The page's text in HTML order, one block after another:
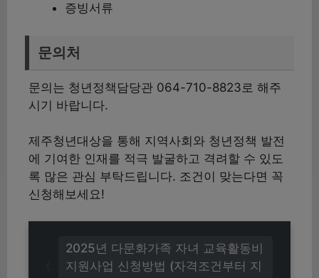
증빙서류
문의처
문의는 청년정책담당관 064-710-8823로 해주
시기 바랍니다.
제주청년대상을 통해 지역사회와 청년정책 발전
에 기여한 인재를 적극 발굴하고 격려할 수 있도
록 많은 관심 부탁드립니다. 조건이 맞는다면 꼭
신청해보세요!
2025년 다문화가족 자녀 교육활동비
지원사업 신청방법 (자격조건부터 지